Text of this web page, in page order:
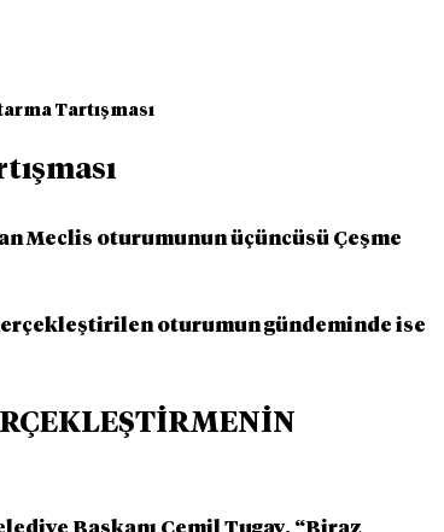
Tartışması
Meclis oturumunun üçüncüsü Çeşme
oturumun gündeminde ise
Başkanı Cemil Tugay, “Biraz